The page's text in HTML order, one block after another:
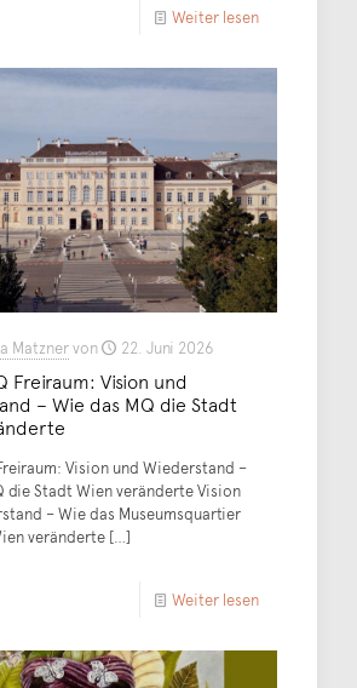
Weiter lesen
Matznervon 22. Juni 2026
Freiraum: Vision und
– Wie das MQ die Stadt
Vision und Wiederstand –
die Stadt Wien veränderte Vision
– Wie das Museumsquartier
veränderte[…]
Weiter lesen